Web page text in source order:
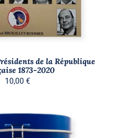
de la République
1873-2020
10,00 €